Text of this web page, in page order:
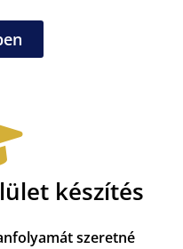
készítés
szeretné